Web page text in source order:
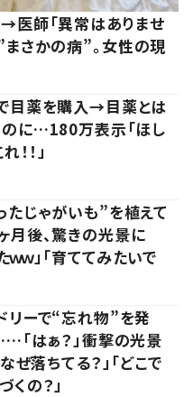
医師「異常はありませ
さかの病”。女性の現
目薬を購入→目薬とは
に…180万表示「ほし
！！」
たじゃがいも”を植えて
後、驚きの光景に
ｗ」「育ててみたいで
リーで“忘れ物”を発
「はぁ？」衝撃の光景
なぜ落ちてる？」「どこで
の？」